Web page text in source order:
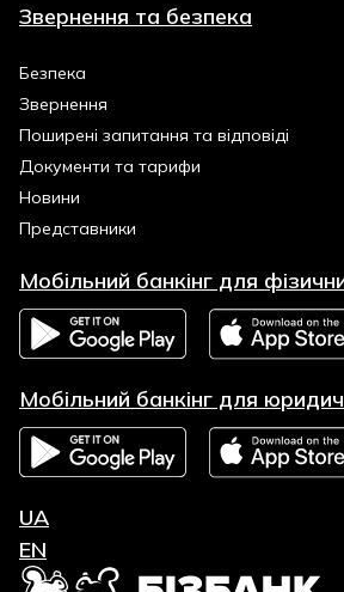
Звернення та безпека
Безпека
Звернення
Поширені запитання та відповіді
Документи та тарифи
Новини
Представники
Мобільний банкінг для
Мобільний банкінг для
UA
EN